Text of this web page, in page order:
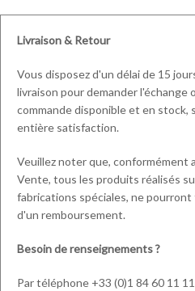
Livraison & Retour
Vous disposez d'un délai de 15
livraison pour demander
commande disponible et en stock,
entière satisfaction.
Veuillez noter que, conformément
Vente, tous les produits réalisés
fabrications spéciales, ne
d'un remboursement.
Besoin de renseignements ?
Par téléphone +33 (0)1 84 60 11 11